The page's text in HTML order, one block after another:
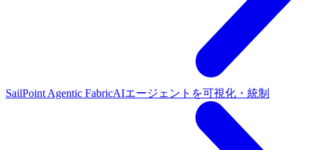
SailPoint Agentic FabricAIエージェントを可視化・統制